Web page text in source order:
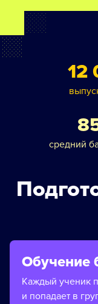
12
средний
Обучение
Каждый ученик
и попадает в